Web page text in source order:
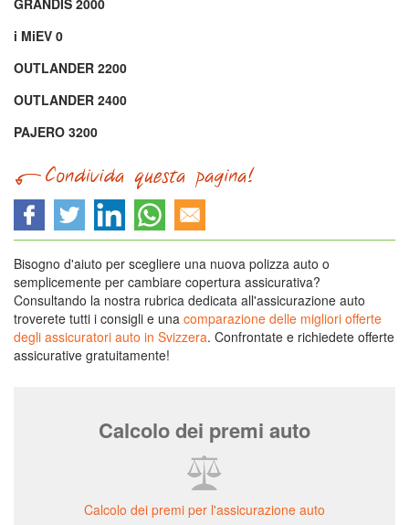
GRANDIS 2000
i MiEV 0
OUTLANDER 2200
OUTLANDER 2400
PAJERO 3200
Bisogno d'aiuto per scegliere una nuova polizza auto o
semplicemente per cambiare copertura assicurativa?
Consultando la nostra rubrica dedicata all'assicurazione auto
troverete tutti i consigli e una comparazione delle migliori offerte
degli assicuratori auto in Svizzera. Confrontate e richiedete offerte
assicurative gratuitamente!
Calcolo dei premi auto
Calcolo dei premi per l'assicurazione auto